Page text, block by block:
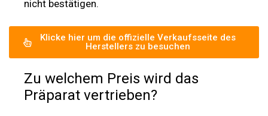
nicht bestätigen.
Klicke hier um die offizielle Verkaufsseite des
Herstellers zu besuchen
Zu welchem Preis wird das
Präparat vertrieben?